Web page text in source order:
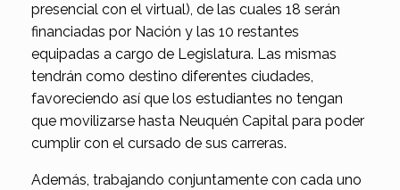
presencial con el virtual), de las cuales 18 serán
financiadas por Nación y las 10 restantes
equipadas a cargo de Legislatura. Las mismas
tendrán como destino diferentes ciudades,
favoreciendo así que los estudiantes no tengan
que movilizarse hasta Neuquén Capital para poder
cumplir con el cursado de sus carreras.
Además, trabajando conjuntamente con cada uno